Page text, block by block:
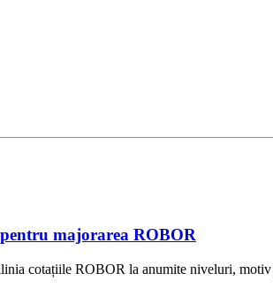
pentru majorarea ROBOR
cotațiile ROBOR la anumite niveluri, motiv